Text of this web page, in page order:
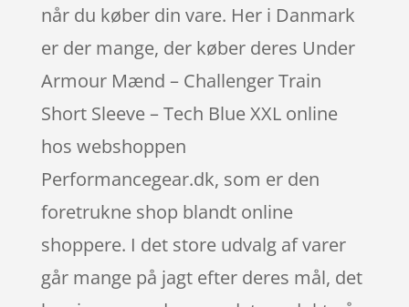
når du køber din vare. Her i Danmark
er der mange, der køber deres Under
Armour Mænd – Challenger Train
Short Sleeve – Tech Blue XXL online
hos webshoppen
Performancegear.dk, som er den
foretrukne shop blandt online
shoppere. I det store udvalg af varer
går mange på jagt efter deres mål, det